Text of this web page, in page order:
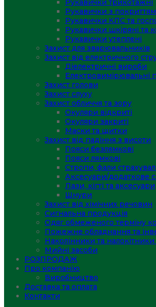
Рукавички трикотажні
Рукавички з покриттям
Рукавички КЛС та
Рукавички шкіряні та
Рукавички утеплені
Захист для зварювальників
Захист від електричного
Діелектричні вироби
Електровимірювальні
Захист голови
Захист слуху
Захист обличчя та зору
Окуляри відкриті
Окуляри закриті
Маски та щитки
Захист від падіння з висоти
Пояси безлямкові
Пояси лямкові
Стропи, фали
Аксесуари/додаткове
Лази, кігті та аксесуари
Шнури
Захист від хімічних речовин
Сигнальна продукція
Одяг обмеженого терміну
Пожежне обладнання та
Наколінники та налокітники
Мийні засоби
РОЗПРОДАЖ
Про компанію
Виробництво
Доставка та оплата
Контакти